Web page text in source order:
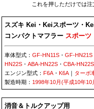
これを押しただけでは
スズキ Kei・Keiスポーツ・
コンパクトマフラー スポーツ
車体型式： GF-HN11S・ GF-HN21S
HN22S・ ABA-HN22S・ CBA-HN22S
エンジン型式： F6A・ K6A｜ ターボ
製造時期： 1998年10月(平成10年10
消音＆トルクアップ用